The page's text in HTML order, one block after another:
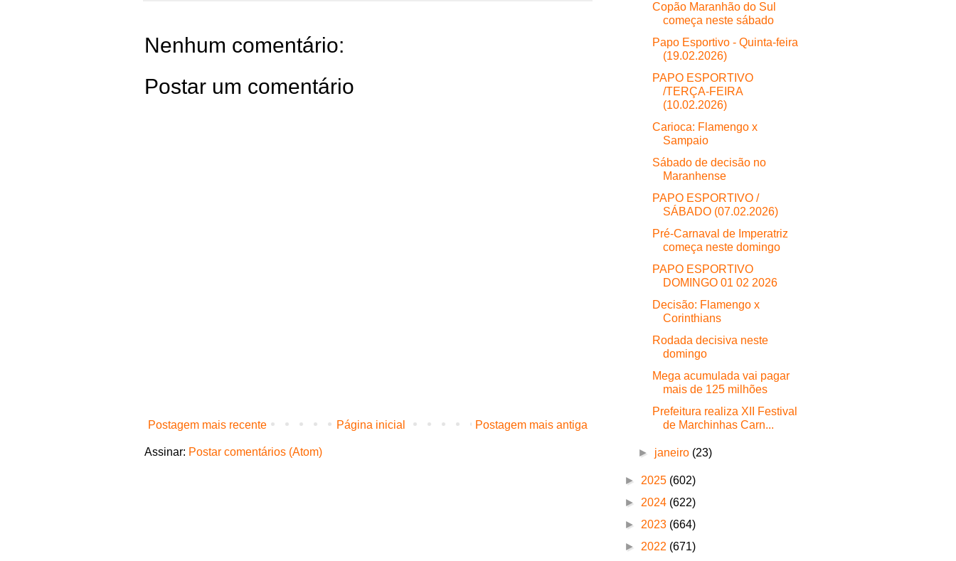
Nenhum comentário:
Postar um comentário
Postagem mais recente Postagem mais antiga
Página inicial
Assinar: Postar comentários (Atom)
Copão Maranhão do Sul
começa neste sábado
Papo Esportivo - Quinta-feira
(19.02.2026)
PAPO ESPORTIVO
/TERÇA-FEIRA
(10.02.2026)
Carioca: Flamengo x
Sampaio
Sábado de decisão no
Maranhense
PAPO ESPORTIVO /
SÁBADO (07.02.2026)
Pré-Carnaval de Imperatriz
começa neste domingo
PAPO ESPORTIVO
DOMINGO 01 02 2026
Decisão: Flamengo x
Corinthians
Rodada decisiva neste
domingo
Mega acumulada vai pagar
mais de 125 milhões
Prefeitura realiza XII Festival
de Marchinhas Carn...
► janeiro (23)
► 2025 (602)
► 2024 (622)
► 2023 (664)
► 2022 (671)